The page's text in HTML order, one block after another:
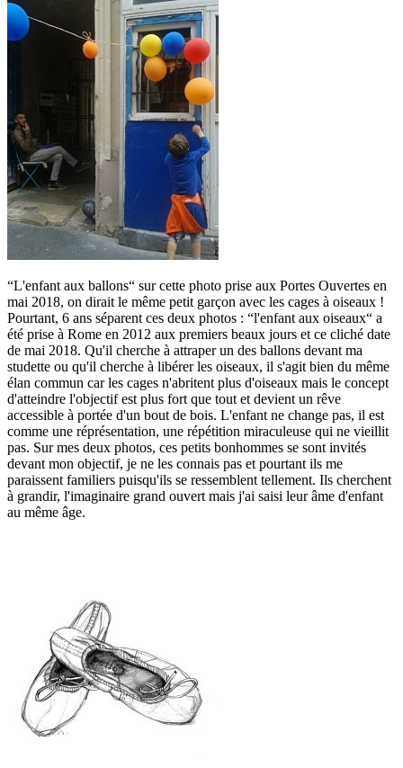
“L'enfant aux ballons“ sur cette photo prise aux Portes Ouvertes en
mai 2018, on dirait le même petit garçon avec les cages à oiseaux !
Pourtant, 6 ans séparent ces deux photos : “l'enfant aux oiseaux“ a
été prise à Rome en 2012 aux premiers beaux jours et ce cliché date
de mai 2018. Qu'il cherche à attraper un des ballons devant ma
studette ou qu'il cherche à libérer les oiseaux, il s'agit bien du même
élan commun car les cages n'abritent plus d'oiseaux mais le concept
d'atteindre l'objectif est plus fort que tout et devient un rêve
accessible à portée d'un bout de bois. L'enfant ne change pas, il est
comme une réprésentation, une répétition miraculeuse qui ne vieillit
pas. Sur mes deux photos, ces petits bonhommes se sont invités
devant mon objectif, je ne les connais pas et pourtant ils me
paraissent familiers puisqu'ils se ressemblent tellement. Ils cherchent
à grandir, l'imaginaire grand ouvert mais j'ai saisi leur âme d'enfant
au même âge.